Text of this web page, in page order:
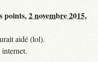
points,2 novembre 2015,
aidé (lol).
internet.